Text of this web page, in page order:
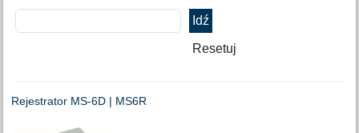
Rejestrator MS-6D | MS6R